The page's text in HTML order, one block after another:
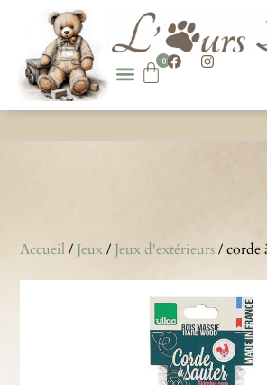
0
Accueil/ Jeux/ Jeux d'extérieurs/ corde